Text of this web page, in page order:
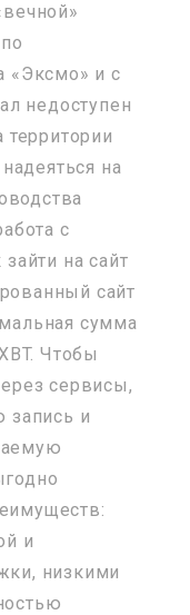
«Эксмо» и с
недоступен
на
с
на сайт
сайт
сумма
Чтобы
сервисы,
запись и
и
низкими